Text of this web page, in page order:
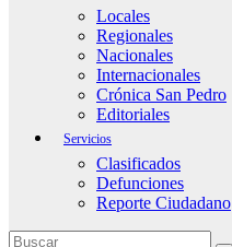
Locales
Regionales
Nacionales
Internacionales
Crónica San Pedro
Editoriales
Servicios
Clasificados
Defunciones
Reporte Ciudadano